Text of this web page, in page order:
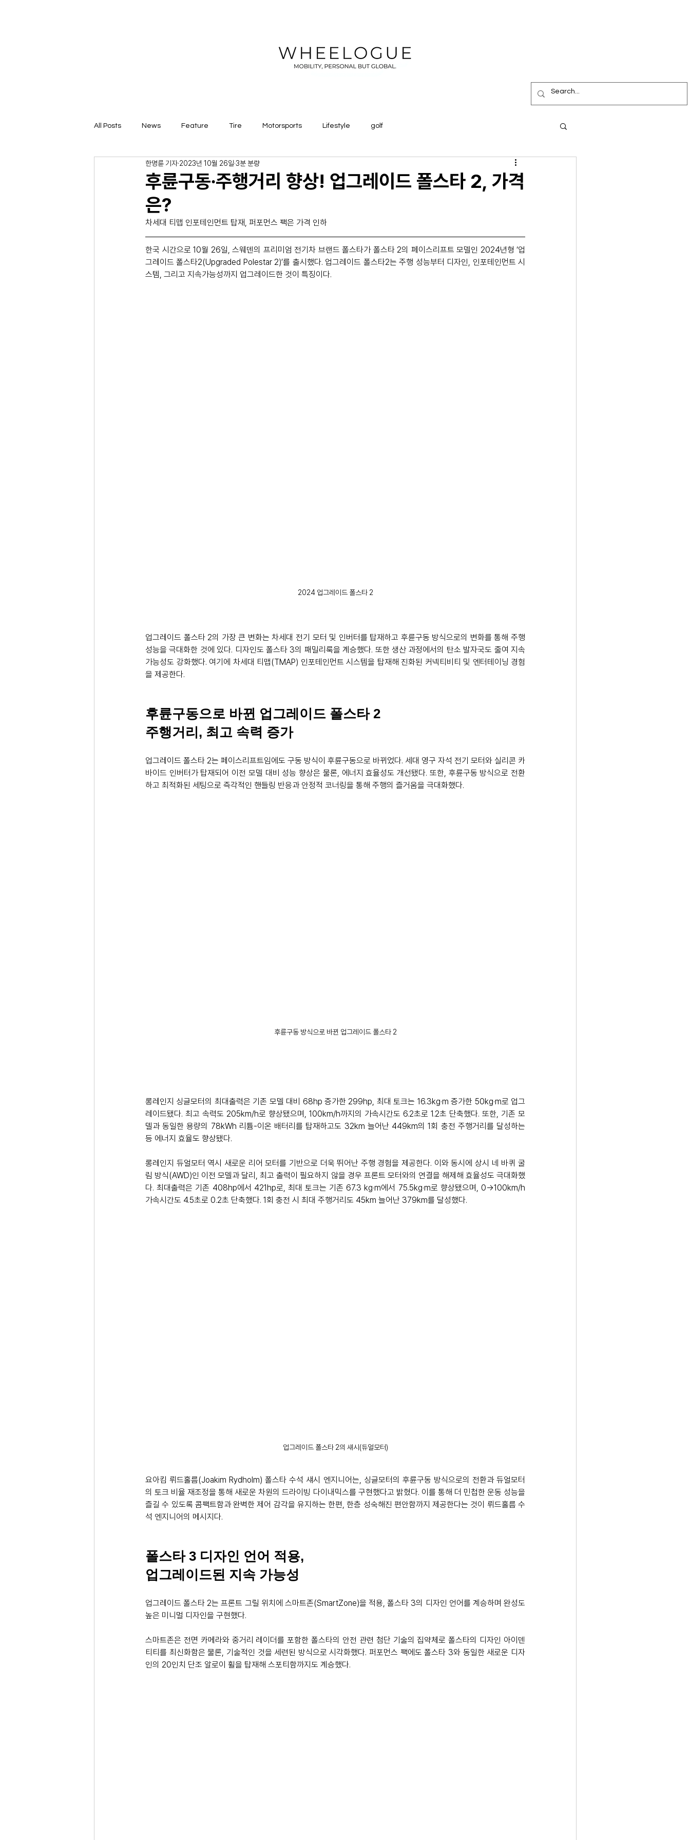
All Posts News Feature Tire Motorsports Lifestyle golf
후륜구동∙주행거리 향상! 업그레이드 폴스타 2, 가격
은?
한명륜 기자 2023년 10월 26일 3분 분량
차세대 티맵 인포테인먼트 탑재, 퍼포먼스 팩은 가격 인하
한국 시간으로 10월 26일, 스웨덴의 프리미엄 전기차 브랜드 폴스타가 폴스타 2의 페이스리프트 모델인 2024년형 ‘업
그레이드 폴스타2(Upgraded Polestar 2)’를 출시했다. 업그레이드 폴스타2는 주행 성능부터 디자인, 인포테인먼트 시
스템, 그리고 지속가능성까지 업그레이드한 것이 특징이다.
2024 업그레이드 폴스타 2
업그레이드 폴스타 2의 가장 큰 변화는 차세대 전기 모터 및 인버터를 탑재하고 후륜구동 방식으로의 변화를 통해 주행
성능을 극대화한 것에 있다. 디자인도 폴스타 3의 패밀리룩을 계승했다. 또한 생산 과정에서의 탄소 발자국도 줄여 지속
가능성도 강화했다. 여기에 차세대 티맵(TMAP) 인포테인먼트 시스템을 탑재해 진화된 커넥티비티 및 엔터테이닝 경험
을 제공한다.
후륜구동으로 바뀐 업그레이드 폴스타 2
주행거리, 최고 속력 증가
업그레이드 폴스타 2는 페이스리프트임에도 구동 방식이 후륜구동으로 바뀌었다. 세대 영구 자석 전기 모터와 실리콘 카
바이드 인버터가 탑재되어 이전 모델 대비 성능 향상은 물론, 에너지 효율성도 개선됐다. 또한, 후륜구동 방식으로 전환
하고 최적화된 세팅으로 즉각적인 핸들링 반응과 안정적 코너링을 통해 주행의 즐거움을 극대화했다.
후륜구동 방식으로 바뀐 업그레이드 폴스타 2
롱레인지 싱글모터의 최대출력은 기존 모델 대비 68hp 증가한 299hp, 최대 토크는 16.3kg·m 증가한 50kg·m로 업그
레이드됐다. 최고 속력도 205km/h로 향상됐으며, 100km/h까지의 가속시간도 6.2초로 1.2초 단축했다. 또한, 기존 모
델과 동일한 용량의 78kWh 리튬-이온 배터리를 탑재하고도 32km 늘어난 449km의 1회 충전 주행거리를 달성하는
등 에너지 효율도 향상됐다.
롱레인지 듀얼모터 역시 새로운 리어 모터를 기반으로 더욱 뛰어난 주행 경험을 제공한다. 이와 동시에 상시 네 바퀴 굴
림 방식(AWD)인 이전 모델과 달리, 최고 출력이 필요하지 않을 경우 프론트 모터와의 연결을 해제해 효율성도 극대화했
다. 최대출력은 기존 408hp에서 421hp로, 최대 토크는 기존 67.3 kg·m에서 75.5kg·m로 향상됐으며, 0→100km/h
가속시간도 4.5초로 0.2초 단축했다. 1회 충전 시 최대 주행거리도 45km 늘어난 379km를 달성했다.
업그레이드 폴스타 2의 섀시(듀얼모터)
요아킴 뤼드홀름(Joakim Rydholm) 폴스타 수석 섀시 엔지니어는, 싱글모터의 후륜구동 방식으로의 전환과 듀얼모터
의 토크 비율 재조정을 통해 새로운 차원의 드라이빙 다이내믹스를 구현했다고 밝혔다. 이를 통해 더 민첩한 운동 성능을
즐길 수 있도록 콤팩트함과 완벽한 제어 감각을 유지하는 한편, 한층 성숙해진 편안함까지 제공한다는 것이 뤼드홀름 수
석 엔지니어의 메시지다.
폴스타 3 디자인 언어 적용,
업그레이드된 지속 가능성
업그레이드 폴스타 2는 프론트 그릴 위치에 스마트존(SmartZone)을 적용, 폴스타 3의 디자인 언어를 계승하며 완성도
높은 미니멀 디자인을 구현했다.
스마트존은 전면 카메라와 중거리 레이더를 포함한 폴스타의 안전 관련 첨단 기술의 집약체로 폴스타의 디자인 아이덴
티티를 최신화함은 물론, 기술적인 것을 세련된 방식으로 시각화했다. 퍼포먼스 팩에도 폴스타 3와 동일한 새로운 디자
인의 20인치 단조 알로이 휠을 탑재해 스포티함까지도 계승했다.